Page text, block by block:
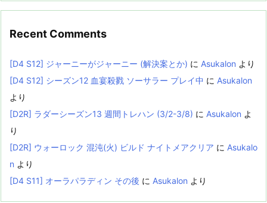
Recent Comments
[D4 S12] ジャーニーがジャーニー (解決案とか) に Asukalon より
[D4 S12] シーズン12 血宴殺戮 ソーサラー プレイ中 に Asukalon
より
[D2R] ラダーシーズン13 週間トレハン (3/2-3/8) に Asukalon よ
り
[D2R] ウォーロック 混沌(火) ビルド ナイトメアクリア に Asukalo
n より
[D4 S11] オーラパラディン その後 に Asukalon より